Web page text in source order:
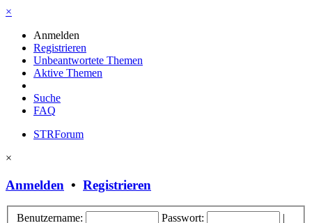
×
Anmelden
Registrieren
Unbeantwortete Themen
Aktive Themen
Suche
FAQ
STRForum
×
Anmelden • Registrieren
Benutzername: Passwort:
|